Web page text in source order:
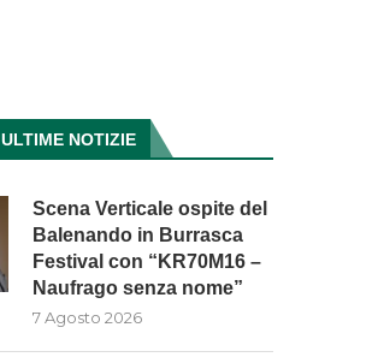
ULTIME NOTIZIE
Scena Verticale ospite del
Balenando in Burrasca
Festival con “KR70M16 –
Naufrago senza nome”
7 Agosto 2026